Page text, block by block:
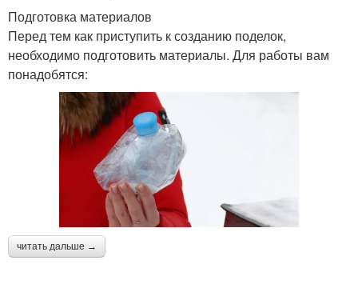
Подготовка материалов
Перед тем как приступить к созданию поделок,
необходимо подготовить материалы. Для работы вам
понадобятся:
читать дальше →